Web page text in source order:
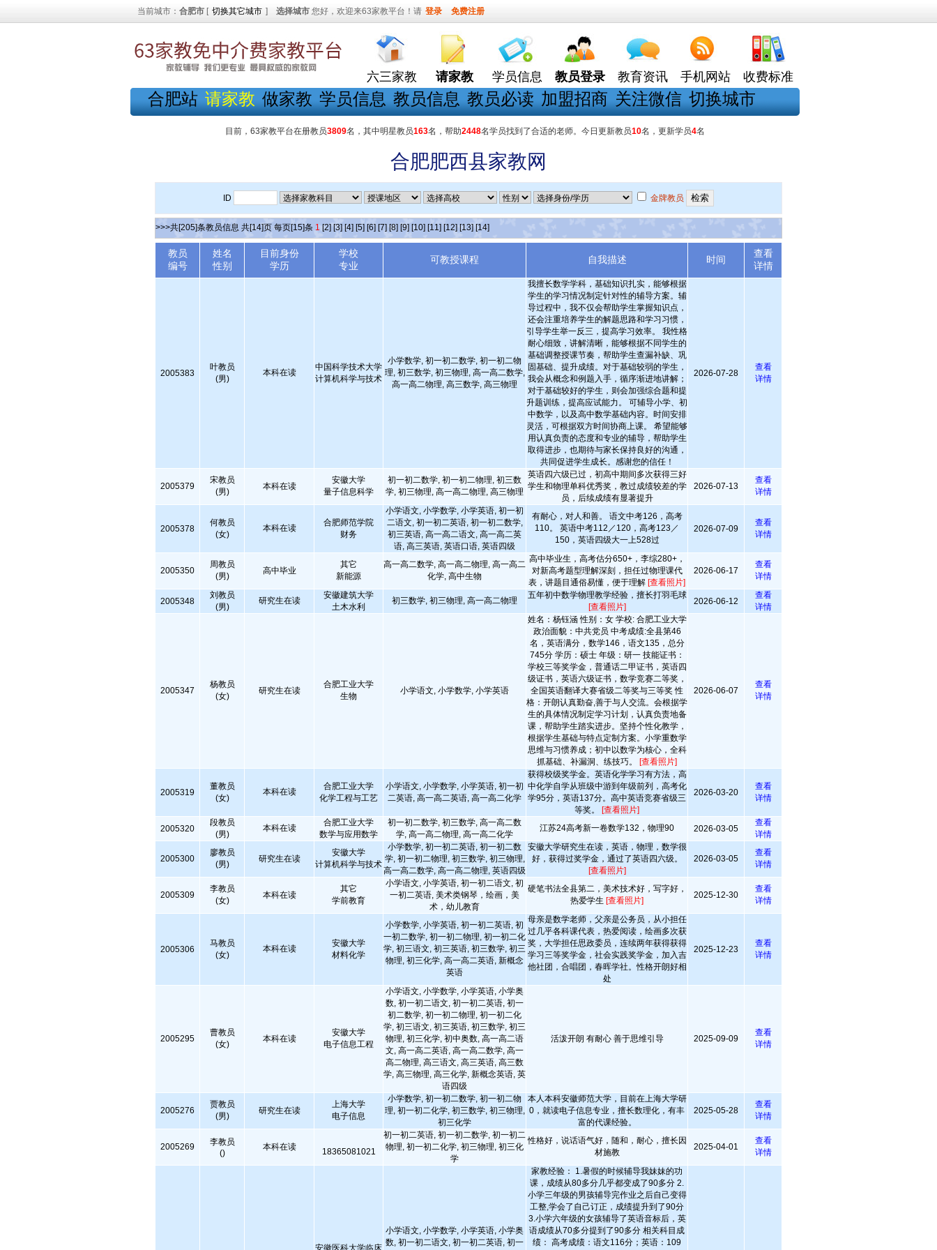
当前城市： 合肥市 [ 切换其它城市 ] 选择城市 您好，欢迎来63家教平台！请 登录 免费注册
六三家教 请家教 学员信息 教员登录 教育资讯 手机网站 收费标准
合肥站 请家教 做家教 学员信息 教员信息 教员必读 加盟招商 关注微信 切换城市
目前，63家教平台在册教员3809名，其中明星教员163名，帮助2448名学员找到了合适的老师。今日更新教员10名，更新学员4名
合肥肥西县家教网
ID 金牌教员
>>>共[205]条教员信息 共[14]页 每页[15]条 1 [2] [3] [4] [5] [6] [7] [8] [9] [10] [11] [12] [13] [14]
教员
编号
姓名
性别
目前身份
学历
学校
专业
可教授课程 自我描述 时间
查看
详情
2005383
叶教员
(男)
本科在读
中国科学技术大学
计算机科学与技术
小学数学, 初一初二数学, 初一初二物
理, 初三数学, 初三物理, 高一高二数学,
高一高二物理, 高三数学, 高三物理
我擅长数学学科，基础知识扎实，能够根据
学生的学习情况制定针对性的辅导方案。辅
导过程中，我不仅会帮助学生掌握知识点，
还会注重培养学生的解题思路和学习习惯，
引导学生举一反三，提高学习效率。 我性格
耐心细致，讲解清晰，能够根据不同学生的
基础调整授课节奏，帮助学生查漏补缺、巩
固基础、提升成绩。对于基础较弱的学生，
我会从概念和例题入手，循序渐进地讲解；
对于基础较好的学生，则会加强综合题和提
升题训练，提高应试能力。 可辅导小学、初
中数学，以及高中数学基础内容。时间安排
灵活，可根据双方时间协商上课。 希望能够
用认真负责的态度和专业的辅导，帮助学生
取得进步，也期待与家长保持良好的沟通，
共同促进学生成长。感谢您的信任！
2026-07-28
查看
详情
2005379
宋教员
(男)
本科在读
安徽大学
量子信息科学
初一初二数学, 初一初二物理, 初三数
学, 初三物理, 高一高二物理, 高三物理
英语四六级已过，初高中期间多次获得三好
学生和物理单科优秀奖，教过成绩较差的学
员，后续成绩有显著提升
2026-07-13
查看
详情
2005378
何教员
(女)
本科在读
合肥师范学院
财务
小学语文, 小学数学, 小学英语, 初一初
二语文, 初一初二英语, 初一初二数学,
初三英语, 高一高二语文, 高一高二英
语, 高三英语, 英语口语, 英语四级
有耐心，对人和善。 语文中考126，高考
110。 英语中考112／120，高考123／
150，英语四级大一上528过
2026-07-09
查看
详情
2005350
周教员
(男)
高中毕业
其它
新能源
高一高二数学, 高一高二物理, 高一高二
化学, 高中生物
高中毕业生，高考估分650+，李综280+，
对新高考题型理解深刻，担任过物理课代
表，讲题目通俗易懂，便于理解 [查看照片]
2026-06-17
查看
详情
2005348
刘教员
(男)
研究生在读
安徽建筑大学
土木水利
初三数学, 初三物理, 高一高二物理
五年初中数学物理教学经验，擅长打羽毛球
[查看照片]
2026-06-12
查看
详情
2005347
杨教员
(女)
研究生在读
合肥工业大学
生物
小学语文, 小学数学, 小学英语
姓名：杨钰涵 性别：女 学校: 合肥工业大学
政治面貌：中共党员 中考成绩:全县第46
名，英语满分，数学146，语文135，总分
745分 学历：硕士 年级：研一 技能证书：
学校三等奖学金，普通话二甲证书，英语四
级证书，英语六级证书，数学竞赛二等奖，
全国英语翻译大赛省级二等奖与三等奖 性
格：开朗认真勤奋,善于与人交流。会根据学
生的具体情况制定学习计划，认真负责地备
课，帮助学生踏实进步。坚持个性化教学，
根据学生基础与特点定制方案。小学重数学
思维与习惯养成；初中以数学为核心，全科
抓基础、补漏洞、练技巧。 [查看照片]
2026-06-07
查看
详情
2005319
董教员
(女)
本科在读
合肥工业大学
化学工程与工艺
小学语文, 小学数学, 小学英语, 初一初
二英语, 高一高二英语, 高一高二化学
获得校级奖学金。英语化学学习有方法，高
中化学自学从班级中游到年级前列，高考化
学95分，英语137分。高中英语竞赛省级三
等奖。 [查看照片]
2026-03-20
查看
详情
2005320
段教员
(男)
本科在读
合肥工业大学
数学与应用数学
初一初二数学, 初三数学, 高一高二数
学, 高一高二物理, 高一高二化学
江苏24高考新一卷数学132，物理90 2026-03-05
查看
详情
2005300
廖教员
(男)
研究生在读
安徽大学
计算机科学与技术
小学数学, 初一初二英语, 初一初二数
学, 初一初二物理, 初三数学, 初三物理,
高一高二数学, 高一高二物理, 英语四级
安徽大学研究生在读，英语，物理，数学很
好，获得过奖学金，通过了英语四六级。
[查看照片]
2026-03-05
查看
详情
2005309
李教员
(女)
本科在读
其它
学前教育
小学语文, 小学英语, 初一初二语文, 初
一初二英语, 美术类钢琴，绘画，美
术，幼儿教育
硬笔书法全县第二，美术技术好，写字好，
热爱学生 [查看照片]
2025-12-30
查看
详情
2005306
马教员
(女)
本科在读
安徽大学
材料化学
小学数学, 小学英语, 初一初二英语, 初
一初二数学, 初一初二物理, 初一初二化
学, 初三语文, 初三英语, 初三数学, 初三
物理, 初三化学, 高一高二英语, 新概念
英语
母亲是数学老师，父亲是公务员，从小担任
过几乎各科课代表，热爱阅读，绘画多次获
奖，大学担任思政委员，连续两年获得获得
学习三等奖学金，社会实践奖学金，加入吉
他社团，合唱团，春晖学社。性格开朗好相
处
2025-12-23
查看
详情
2005295
曹教员
(女)
本科在读
安徽大学
电子信息工程
小学语文, 小学数学, 小学英语, 小学奥
数, 初一初二语文, 初一初二英语, 初一
初二数学, 初一初二物理, 初一初二化
学, 初三语文, 初三英语, 初三数学, 初三
物理, 初三化学, 初中奥数, 高一高二语
文, 高一高二英语, 高一高二数学, 高一
高二物理, 高三语文, 高三英语, 高三数
学, 高三物理, 高三化学, 新概念英语, 英
语四级
活泼开朗 有耐心 善于思维引导 2025-09-09
查看
详情
2005276
贾教员
(男)
研究生在读
上海大学
电子信息
小学数学, 初一初二数学, 初一初二物
理, 初一初二化学, 初三数学, 初三物理,
初三化学
本人本科安徽师范大学，目前在上海大学研
0，就读电子信息专业，擅长数理化，有丰
富的代课经验。
2025-05-28
查看
详情
2005269
李教员
()
本科在读 18365081021
初一初二英语, 初一初二数学, 初一初二
物理, 初一初二化学, 初三物理, 初三化
学
性格好，说话语气好，随和，耐心，擅长因
材施教
2025-04-01
查看
详情
安徽医科大学临床
小学语文, 小学数学, 小学英语, 小学奥
数, 初一初二语文, 初一初二英语, 初一
家教经验： 1.暑假的时候辅导我妹妹的功
课，成绩从80多分几乎都变成了90多分 2.
小学三年级的男孩辅导完作业之后自己变得
工整,学会了自己订正，成绩提升到了90分
3.小学六年级的女孩辅导了英语音标后，英
语成绩从70多分提到了90多分 相关科目成
绩： 高考成绩：语文116分；英语：109